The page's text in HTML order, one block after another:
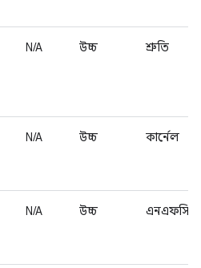
N/A উচ্চ শ্রুতি
N/A উচ্চ কার্নেল
N/A উচ্চ এনএফসি